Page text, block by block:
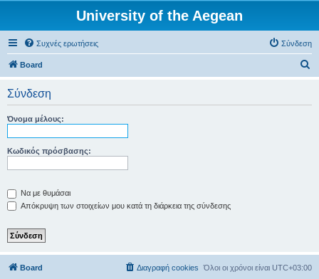
University of the Aegean
Συχνές ερωτήσεις Σύνδεση
Board
Σύνδεση
Όνομα μέλους:
Κωδικός πρόσβασης:
Να με θυμάσαι
Απόκρυψη των στοιχείων μου κατά τη διάρκεια της σύνδεσης
Board Όλοι οι χρόνοι είναι UTC+03:00
Διαγραφή cookies